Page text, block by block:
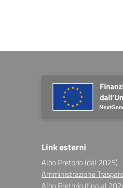
Link esterni
Albo Pretorio (dal 2025)
Amministrazione
Albo Pretorio (fino al